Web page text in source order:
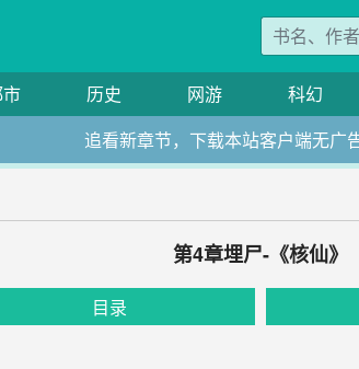
历史 网游 科幻
追看新章节，下载本站客户端无广
第4章埋尸-《核仙》
目录